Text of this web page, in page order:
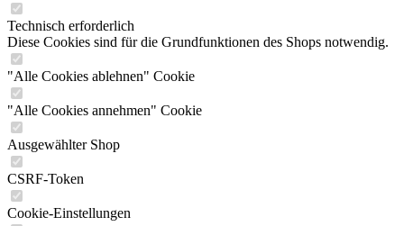
Technisch erforderlich
Diese Cookies sind für die Grundfunktionen des Shops notwendig.
"Alle Cookies ablehnen" Cookie
"Alle Cookies annehmen" Cookie
Ausgewählter Shop
CSRF-Token
Cookie-Einstellungen